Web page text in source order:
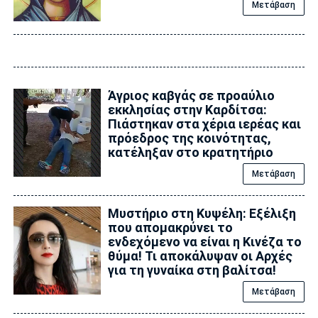
Μετάβαση
Άγριος καβγάς σε προαύλιο
εκκλησίας στην Καρδίτσα:
Πιάστηκαν στα χέρια ιερέας και
πρόεδρος της κοινότητας,
κατέληξαν στο κρατητήριο
Μετάβαση
Μυστήριο στη Κυψέλη: Εξέλιξη
που απομακρύνει το
ενδεχόμενο να είναι η Κινέζα το
θύμα! Τι αποκάλυψαν οι Αρχές
για τη γυναίκα στη βαλίτσα!
Μετάβαση